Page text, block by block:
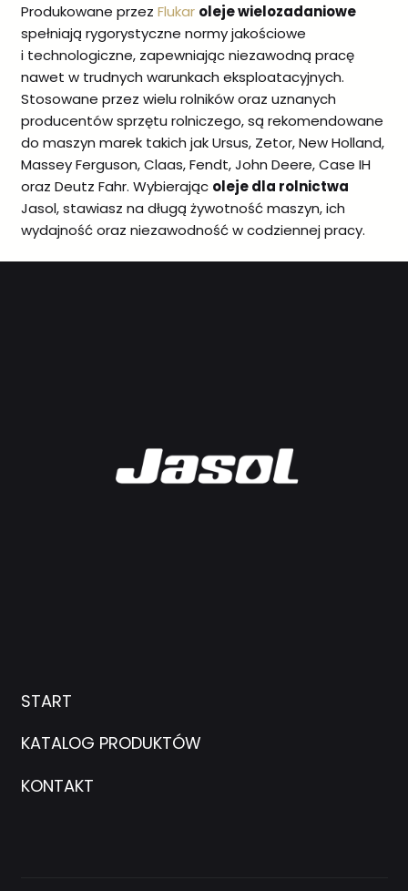
Produkowane przez Flukar oleje wielozadaniowe
spełniają rygorystyczne normy jakościowe
i technologiczne, zapewniając niezawodną pracę
nawet w trudnych warunkach eksploatacyjnych.
Stosowane przez wielu rolników oraz uznanych
producentów sprzętu rolniczego, są rekomendowane
do maszyn marek takich jak Ursus, Zetor, New Holland,
Massey Ferguson, Claas, Fendt, John Deere, Case IH
oraz Deutz Fahr. Wybierając oleje dla rolnictwa
Jasol, stawiasz na długą żywotność maszyn, ich
wydajność oraz niezawodność w codziennej pracy.
START
KATALOG PRODUKTÓW
KONTAKT